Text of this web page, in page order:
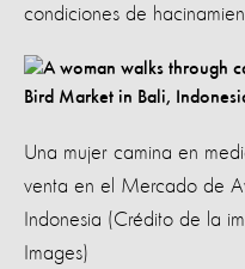
condiciones de
Una mujer camina en
venta en el Mercado de
Indonesia (Crédito de la
Images)